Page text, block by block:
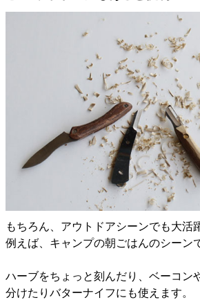
もちろん、アウトドアシーンでも大活
例えば、キャンプの朝ごはんのシーン
ハーブをちょっと刻んだり、ベーコン
分けたりバターナイフにも使えます。